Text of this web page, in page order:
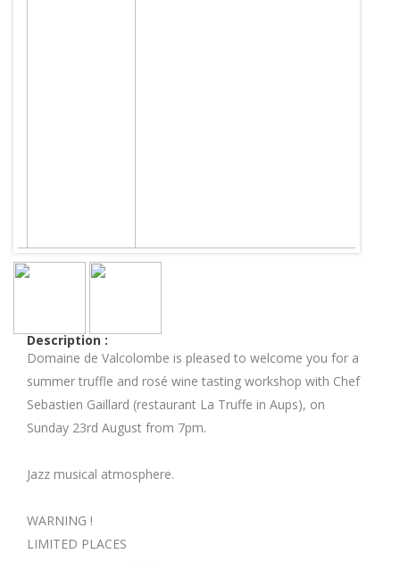
Description :
Domaine de Valcolombe is pleased to welcome you for a
summer truffle and rosé wine tasting workshop with Chef
Sebastien Gaillard (restaurant La Truffe in Aups), on
Sunday 23rd August from 7pm.
Jazz musical atmosphere.
WARNING !
LIMITED PLACES